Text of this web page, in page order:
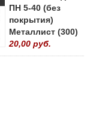
ПН 5-40 (без
покрытия)
Металлист (300)
20,00 руб.